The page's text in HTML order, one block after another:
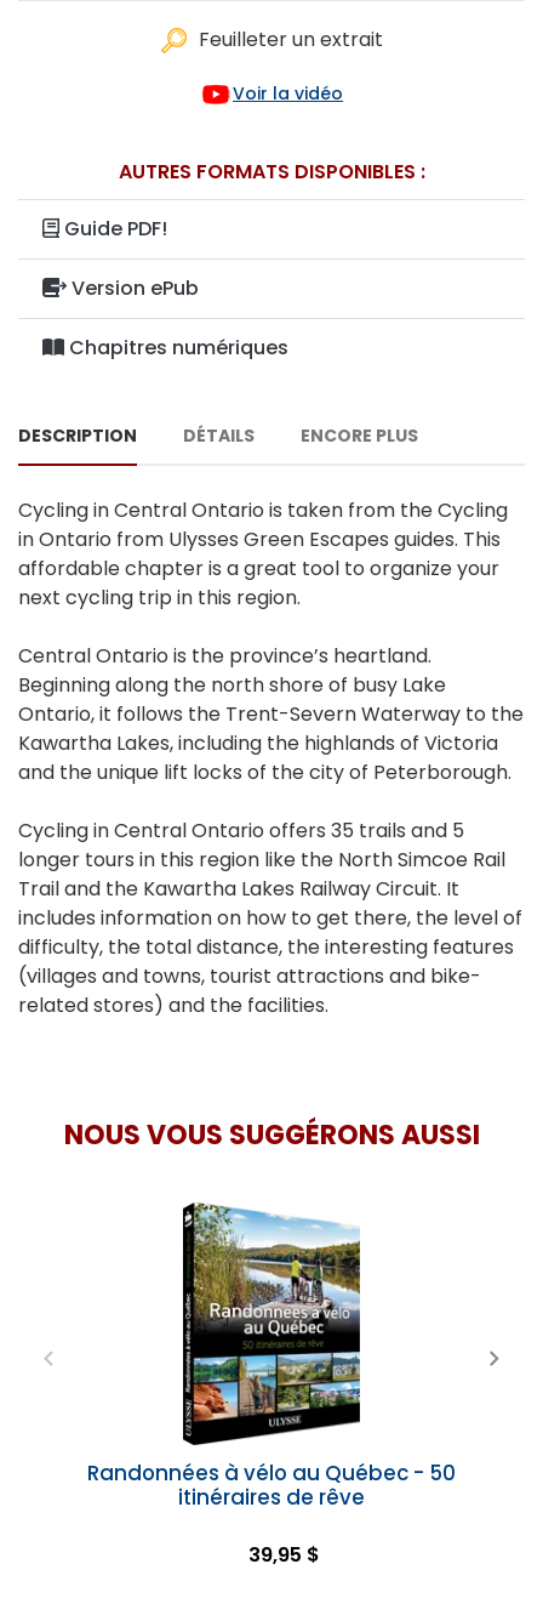
Feuilleter un extrait
Voir la vidéo
AUTRES FORMATS DISPONIBLES :
Guide PDF!
Version ePub
Chapitres numériques
DESCRIPTION DÉTAILS ENCORE PLUS
Cycling in Central Ontario is taken from the Cycling
in Ontario from Ulysses Green Escapes guides. This
affordable chapter is a great tool to organize your
next cycling trip in this region.
Central Ontario is the province’s heartland.
Beginning along the north shore of busy Lake
Ontario, it follows the Trent-Severn Waterway to the
Kawartha Lakes, including the highlands of Victoria
and the unique lift locks of the city of Peterborough.
Cycling in Central Ontario offers 35 trails and 5
longer tours in this region like the North Simcoe Rail
Trail and the Kawartha Lakes Railway Circuit. It
includes information on how to get there, the level of
difficulty, the total distance, the interesting features
(villages and towns, tourist attractions and bike-
related stores) and the facilities.
NOUS VOUS SUGGÉRONS AUSSI
Randonnées à vélo au Québec - 50
itinéraires de rêve
39,95 $